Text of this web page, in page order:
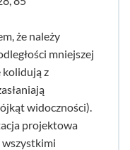
że należy
mniejszej
kolidują z
widoczności).
projektowa
wszystkimi